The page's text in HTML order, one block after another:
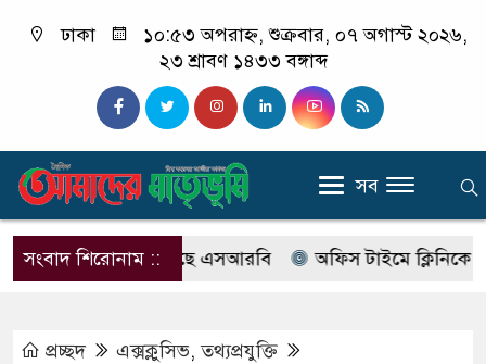
ঢাকা
১০:৫৩ অপরাহ্ন, শুক্রবার, ০৭ অগাস্ট ২০২৬,
২৩ শ্রাবণ ১৪৩৩ বঙ্গাব্দ
সব
সংবাদ শিরোনাম ::
নাম বদলে আসছে এসআরবি অফিস টাইমে ক্লিনিকে রোগী
প্রচ্ছদ এক্সক্লুসিভ,তথ্যপ্রযুক্তি